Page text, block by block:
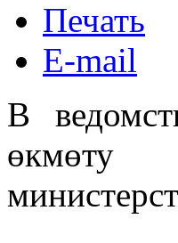
Печать
E-mail
В
өкмөту